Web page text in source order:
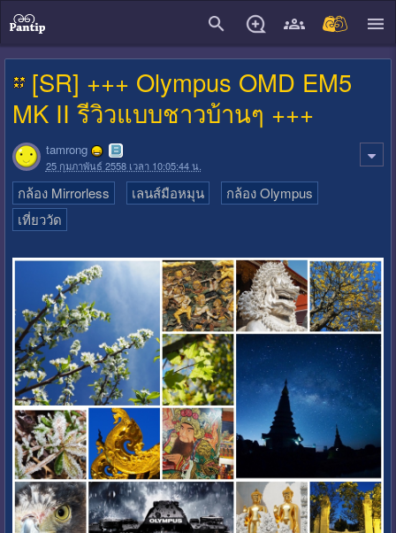
[SR] +++ Olympus OMD EM5
MK II รีวิวแบบชาวบ้านๆ +++
tamrong
25 กุมภาพันธ์ 2558 เวลา 10:05:44 น.
กล้อง Mirrorless เลนส์มือหมุน
กล้อง Olympus
เที่ยววัด
close